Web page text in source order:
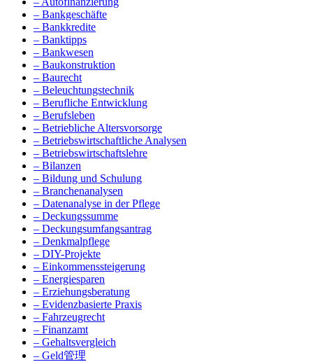
– Bankgeschäfte
– Bankkredite
– Banktipps
– Bankwesen
– Baukonstruktion
– Baurecht
– Beleuchtungstechnik
– Berufliche Entwicklung
– Berufsleben
– Betriebliche Altersvorsorge
– Betriebswirtschaftliche Analysen
– Betriebswirtschaftslehre
– Bilanzen
– Bildung und Schulung
– Branchenanalysen
– Datenanalyse in der Pflege
– Deckungssumme
– Deckungsumfangsantrag
– Denkmalpflege
– DIY-Projekte
– Einkommenssteigerung
– Energiesparen
– Erziehungsberatung
– Evidenzbasierte Praxis
– Fahrzeugrecht
– Finanzamt
– Gehaltsvergleich
– Geld管理